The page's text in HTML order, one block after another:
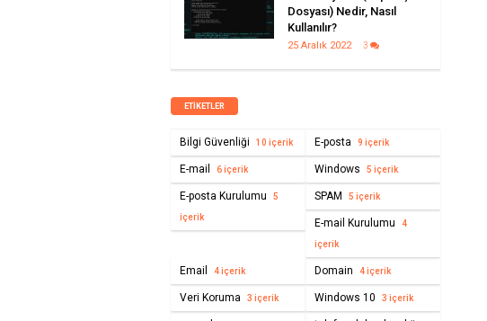
Dosyası) Nedir, Nasıl
Kullanılır?
25 Aralık 2022 3
ETIKETLER
Bilgi Güvenliği 10 içerik E-posta 9 içerik
E-mail 6 içerik Windows 5 içerik
E-posta Kurulumu 5
içerik
SPAM 5 içerik
E-mail Kurulumu 4
içerik
Email 4 içerik Domain 4 içerik
Veri Koruma 3 içerik Windows 10 3 içerik